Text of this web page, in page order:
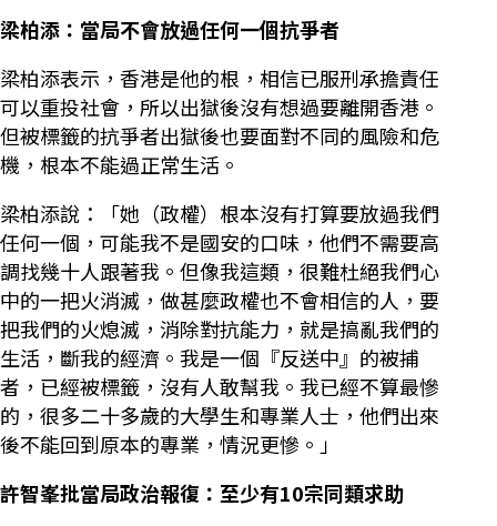
梁柏添：當局不會放過任何一個抗爭者
梁柏添表示，香港是他的根，相信已服刑承擔責任
可以重投社會，所以出獄後沒有想過要離開香港。
但被標籤的抗爭者出獄後也要面對不同的風險和危
機，根本不能過正常生活。
梁柏添說：「她（政權）根本沒有打算要放過我們
任何一個，可能我不是國安的口味，他們不需要高
調找幾十人跟著我。但像我這類，很難杜絕我們心
中的一把火消滅，做甚麼政權也不會相信的人，要
把我們的火熄滅，消除對抗能力，就是搞亂我們的
生活，斷我的經濟。我是一個『反送中』的被捕
者，已經被標籤，沒有人敢幫我。我已經不算最慘
的，很多二十多歲的大學生和專業人士，他們出來
後不能回到原本的專業，情況更慘。」
許智峯批當局政治報復：至少有10宗同類求助